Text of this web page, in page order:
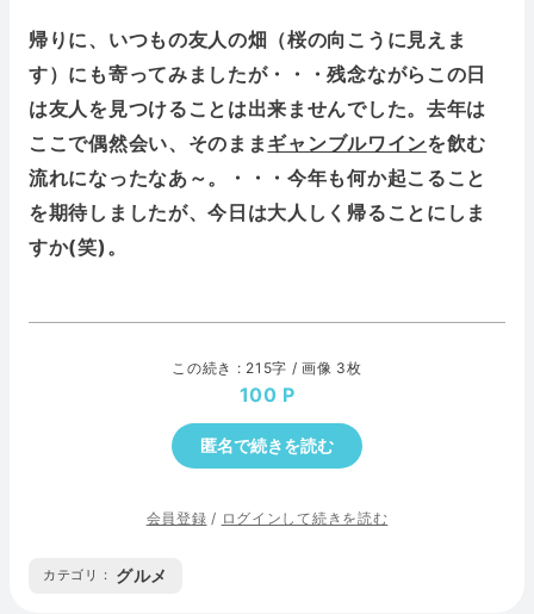
帰りに、いつもの友人の畑（桜の向こうに見えま
す）にも寄ってみましたが・・・残念ながらこの日
は友人を見つけることは出来ませんでした。去年は
ここで偶然会い、そのまま ギャンブルワインを飲む
流れになったなあ～。・・・今年も何か起こること
を期待しましたが、今日は大人しく帰ることにしま
すか(笑)。
この続き : 215字 / 画像 3枚
100
匿名で続きを読む
会員登録 / ログインして続きを読む
カテゴリ : グルメ